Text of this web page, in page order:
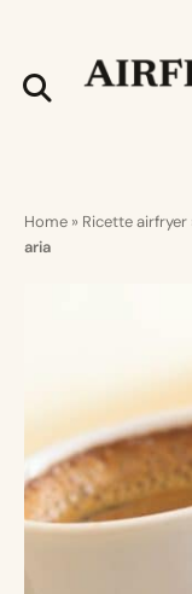
Home » Ricette airfryer
aria